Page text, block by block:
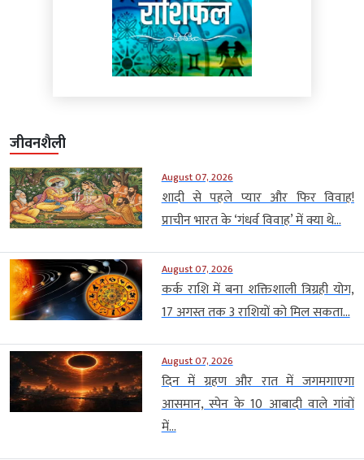
जीवनशैली
August 07, 2026
शादी से पहले प्यार और फिर विवाह!
प्राचीन भारत के ‘गंधर्व विवाह’ में क्या थे...
August 07, 2026
कर्क राशि में बना शक्तिशाली त्रिग्रही योग,
17 अगस्त तक 3 राशियों को मिल सकता...
August 07, 2026
दिन में ग्रहण और रात में जगमगाएगा
आसमान, स्पेन के 10 आबादी वाले गांवों
में...